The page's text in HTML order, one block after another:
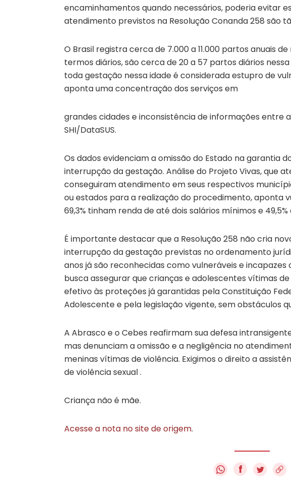
encaminhamentos quando necessários, poderia evitar
atendimento previstos na Resolução Conanda 258 são
O Brasil registra cerca de 7.000 a 11.000 partos anuais
termos diários, são cerca de 20 a 57 partos diários
toda gestação nessa idade é considerada estupro de
aponta uma concentração dos serviços em
grandes cidades e inconsistência de informações entre
SHI/DataSUS.
Os dados evidenciam a omissão do Estado na garantia
interrupção da gestação. Análise do Projeto Vivas, que
conseguiram atendimento em seus respectivos
ou estados para a realização do procedimento, aponta
69,3% tinham renda de até dois salários mínimos e
É importante destacar que a Resolução 258 não cria
interrupção da gestação previstas no ordenamento
anos já são reconhecidas como vulneráveis e incapazes
busca assegurar que crianças e adolescentes vítimas
efetivo às proteções já garantidas pela Constituição
Adolescente e pela legislação vigente, sem obstáculos
A Abrasco e o Cebes reafirmam sua defesa
mas denunciam a omissão e a negligência no
meninas vítimas de violência. Exigimos o direito a
de violência sexual .
Criança não é mãe.
Acesse a nota no site de origem.
f